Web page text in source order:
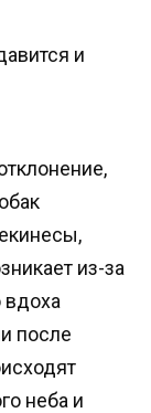
и
из-за
вдоха
после
неба и